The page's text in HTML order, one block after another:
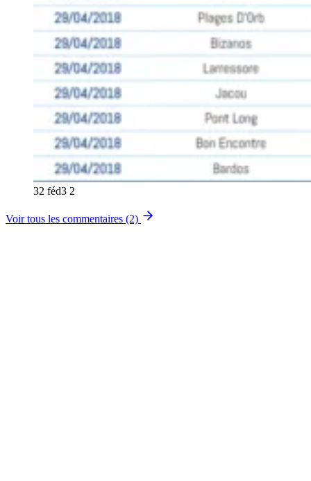
32 féd3 2
Voir tous les commentaires (2)